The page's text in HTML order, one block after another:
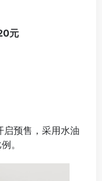
元
启预售，采用水油
。